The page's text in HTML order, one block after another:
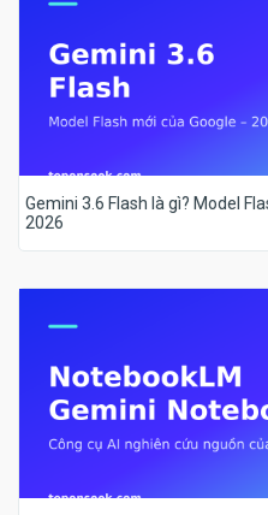
Gemini 3.6 Flash là gì? Model
2026